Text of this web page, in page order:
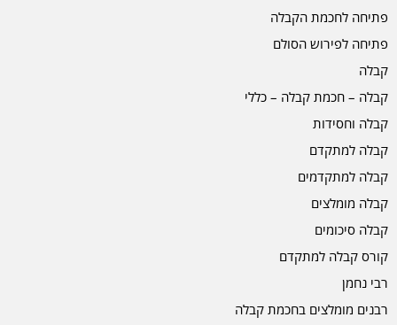
פתיחה לחכמת הקבלה
פתיחה לפירוש הסולם
קבלה
קבלה – חכמת קבלה – כללי
קבלה וחסידות
קבלה למתקדם
קבלה למתקדמים
קבלה מומלצים
קבלה סיכומים
קורס קבלה למתקדם
רבי נחמן
רבנים מומלצים בחכמת קבלה